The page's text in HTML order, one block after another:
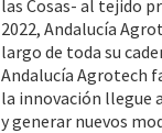
las Cosas- al tejido
2022, Andalucía
largo de toda su
Andalucía Agrotech
la innovación llegue
y generar nuevos